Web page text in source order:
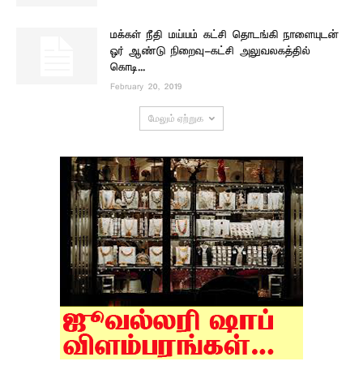
மக்கள் நீதி மய்யம் கட்சி தொடங்கி நாளையுடன்
ஓர் ஆண்டு நிறைவு-கட்சி அலுவலகத்தில்
கொடி...
February 20, 2019
மேலும் ஏற்றுக